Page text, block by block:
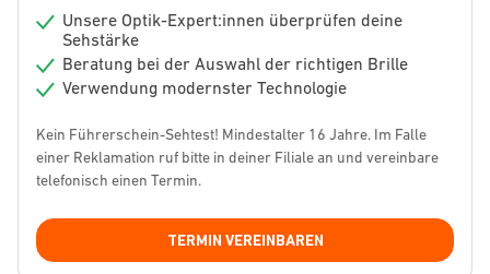
Unsere Optik-Expert:innen überprüfen deine
Sehstärke
Beratung bei der Auswahl der richtigen Brille
Verwendung modernster Technologie
Kein Führerschein-Sehtest! Mindestalter 16 Jahre. Im Falle
einer Reklamation ruf bitte in deiner Filiale an und vereinbare
telefonisch einen Termin.
TERMIN VEREINBAREN